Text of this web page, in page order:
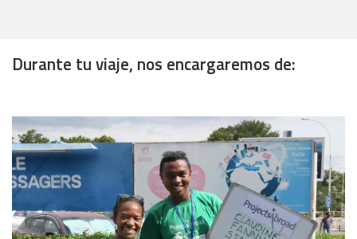
Durante tu viaje, nos encargaremos de: